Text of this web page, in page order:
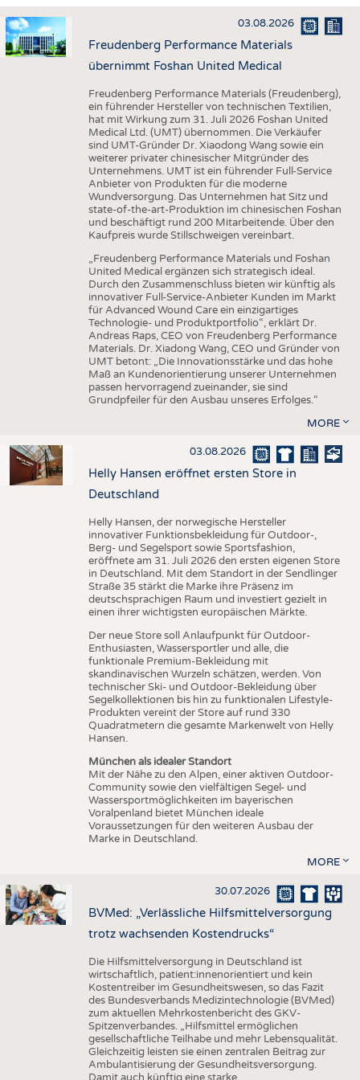
HAUS- UND HEIMTEXTILIEN
BEKLEIDUNG
TESTS
AUSSCHREIBUNGEN
DTV AUSSCHREIBUNGSDIENST
STATISTICS
DAUNENCHECK
ADRESSEN & LINKS
PUBLIKATIONEN
TERMINE
BRANCHENTERMINE
03.08.2026
Freudenberg Performance Materials
übernimmt Foshan United Medical
Freudenberg Performance Materials (Freudenberg),
ein führender Hersteller von technischen Textilien,
hat mit Wirkung zum 31. Juli 2026 Foshan United
Medical Ltd. (UMT) übernommen. Die Verkäufer
sind UMT-Gründer Dr. Xiaodong Wang sowie ein
weiterer privater chinesischer Mitgründer des
Unternehmens. UMT ist ein führender Full-Service
Anbieter von Produkten für die moderne
Wundversorgung. Das Unternehmen hat Sitz und
state-of-the-art-Produktion im chinesischen Foshan
und beschäftigt rund 200 Mitarbeitende. Über den
Kaufpreis wurde Stillschweigen vereinbart.
„Freudenberg Performance Materials und Foshan
United Medical ergänzen sich strategisch ideal.
Durch den Zusammenschluss bieten wir künftig als
innovativer Full-Service-Anbieter Kunden im Markt
für Advanced Wound Care ein einzigartiges
Technologie- und Produktportfolio“, erklärt Dr.
Andreas Raps, CEO von Freudenberg Performance
Materials. Dr. Xiadong Wang, CEO und Gründer von
UMT betont: „Die Innovationsstärke und das hohe
Maß an Kundenorientierung unserer Unternehmen
passen hervorragend zueinander, sie sind
Grundpfeiler für den Ausbau unseres Erfolges.“
MORE
03.08.2026
Helly Hansen eröffnet ersten Store in
Deutschland
Helly Hansen, der norwegische Hersteller
innovativer Funktionsbekleidung für Outdoor-,
Berg- und Segelsport sowie Sportsfashion,
eröffnete am 31. Juli 2026 den ersten eigenen Store
in Deutschland. Mit dem Standort in der Sendlinger
Straße 35 stärkt die Marke ihre Präsenz im
deutschsprachigen Raum und investiert gezielt in
einen ihrer wichtigsten europäischen Märkte.
Der neue Store soll Anlaufpunkt für Outdoor-
Enthusiasten, Wassersportler und alle, die
funktionale Premium-Bekleidung mit
skandinavischen Wurzeln schätzen, werden. Von
technischer Ski- und Outdoor-Bekleidung über
Segelkollektionen bis hin zu funktionalen Lifestyle-
Produkten vereint der Store auf rund 330
Quadratmetern die gesamte Markenwelt von Helly
Hansen.
München als idealer Standort
Mit der Nähe zu den Alpen, einer aktiven Outdoor-
Community sowie den vielfältigen Segel- und
Wassersportmöglichkeiten im bayerischen
Voralpenland bietet München ideale
Voraussetzungen für den weiteren Ausbau der
Marke in Deutschland.
MORE
30.07.2026
BVMed: „Verlässliche Hilfsmittelversorgung
trotz wachsenden Kostendrucks“
Die Hilfsmittelversorgung in Deutschland ist
wirtschaftlich, patient:innenorientiert und kein
Kostentreiber im Gesundheitswesen, so das Fazit
des Bundesverbands Medizintechnologie (BVMed)
zum aktuellen Mehrkostenbericht des GKV-
Spitzenverbandes. „Hilfsmittel ermöglichen
gesellschaftliche Teilhabe und mehr Lebensqualität.
Gleichzeitig leisten sie einen zentralen Beitrag zur
Ambulantisierung der Gesundheitsversorgung.
Damit auch künftig eine starke